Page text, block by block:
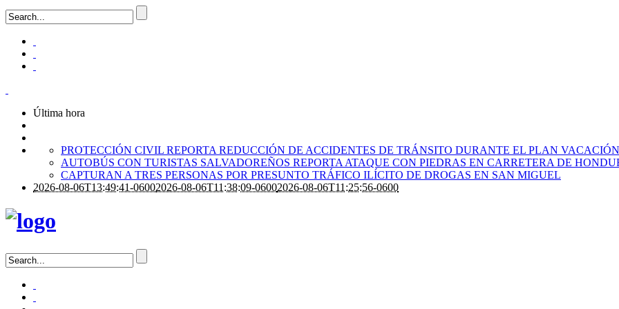
Última hora
PROTECCIÓN CIVIL REPORTA REDUCCIÓN DE ACCIDENTES DE TRÁNSITO DURANTE EL PLAN
AUTOBÚS CON TURISTAS SALVADOREÑOS REPORTA ATAQUE CON PIEDRAS EN CARRETERA DE
CAPTURAN A TRES PERSONAS POR PRESUNTO TRÁFICO ILÍCITO DE DROGAS EN SAN MIGUEL
2026-08-06T13:49:41-06002026-08-06T11:38:09-06002026-08-06T11:25:56-0600